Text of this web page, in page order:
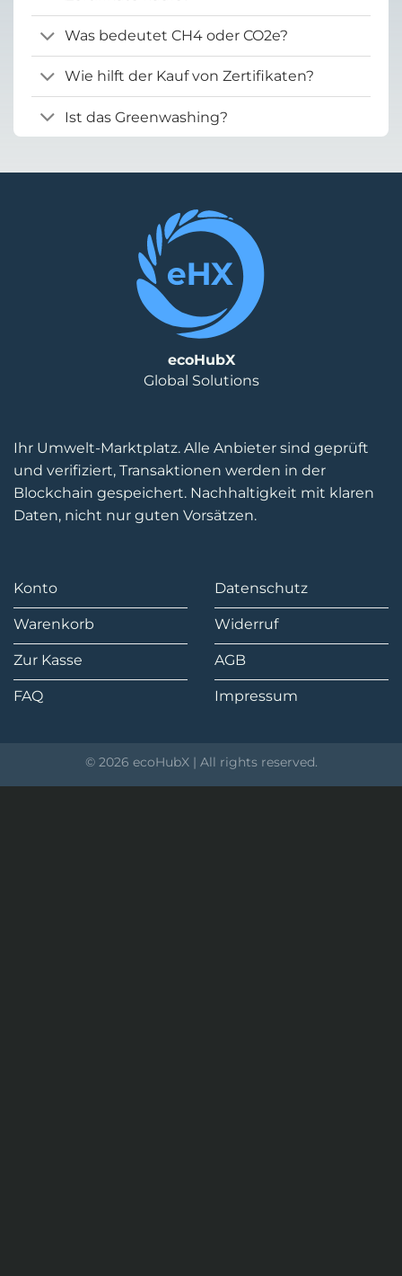
Was bedeutet CH4 oder CO2e?
Wie hilft der Kauf von Zertifikaten?
Ist das Greenwashing?
Ihr Umwelt-Marktplatz. Alle Anbieter sind geprüft
und verifiziert, Transaktionen werden in der
Blockchain gespeichert. Nachhaltigkeit mit klaren
Daten, nicht nur guten Vorsätzen.
Konto
Warenkorb
Zur Kasse
FAQ
Datenschutz
Widerruf
AGB
Impressum
ecoHubX
Global Solutions
© 2026 ecoHubX | All rights reserved.